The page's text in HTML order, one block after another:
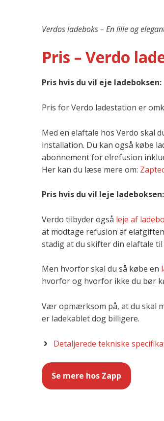
Verdos ladeboks – En lille og
Pris – Verdo
Pris hvis du vil eje ladeboksen:
Pris for Verdo ladestation er
Med en elaftale hos Verdo skal
installation. Du kan også købe
abonnement for elrefusion
Her kan du læse mere om:
Pris hvis du vil leje ladeboksen:
Verdo tilbyder også leje af
at modtage refusion af
stadig at du skifter din elaftale til
Men hvorfor skal du så købe en
hvorfor og hvorfor ikke du bør
Vær opmærksom på, at du skal
er ladekablet dog billigere.
Detaljerede tekniske
Se mere hos Zapp